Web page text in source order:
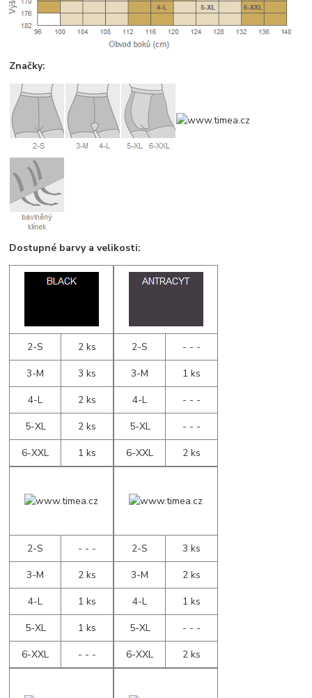
Značky:
Dostupné barvy a velikosti:
2-S
2 ks
3-M
3 ks
4-L
2 ks
5-XL
2 ks
6-XXL
1 ks
2-S
- - -
3-M
1 ks
4-L
- - -
5-XL
- - -
6-XXL
2 ks
2-S
- - -
3-M
2 ks
4-L
1 ks
5-XL
1 ks
6-XXL
- - -
2-S
3 ks
3-M
2 ks
4-L
1 ks
5-XL
- - -
6-XXL
2 ks